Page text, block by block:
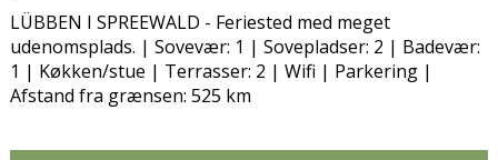
LÜBBEN I SPREEWALD - Feriested med meget
udenomsplads. | Sovevær: 1 | Sovepladser: 2 | Badevær:
1 | Køkken/stue | Terrasser: 2 | Wifi | Parkering |
Afstand fra grænsen: 525 km